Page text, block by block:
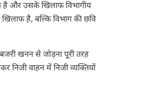
है और उसके खिलाफ विभागीय
है, बल्कि विभाग की छवि
खनन से जोड़ना पूरी तरह
निजी वाहन में निजी व्यक्तियों